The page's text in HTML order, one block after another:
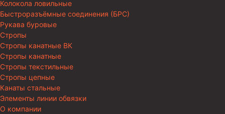
Колокола ловильные
Быстроразъёмные соединения (БРС)
Рукава буровые
Стропы
Стропы канатные ВК
Стропы канатные
Стропы текстильные
Стропы цепные
Канаты стальные
Элементы линии обвязки
О компании